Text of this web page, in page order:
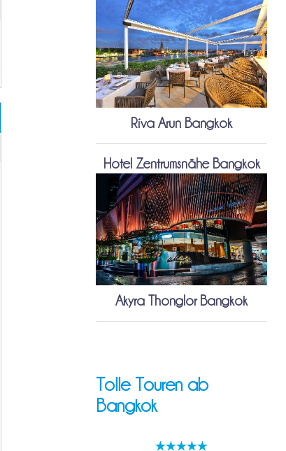
Riva Arun Bangkok
Hotel Zentrumsnähe Bangkok
Akyra Thonglor Bangkok
Tolle Touren ab
Bangkok